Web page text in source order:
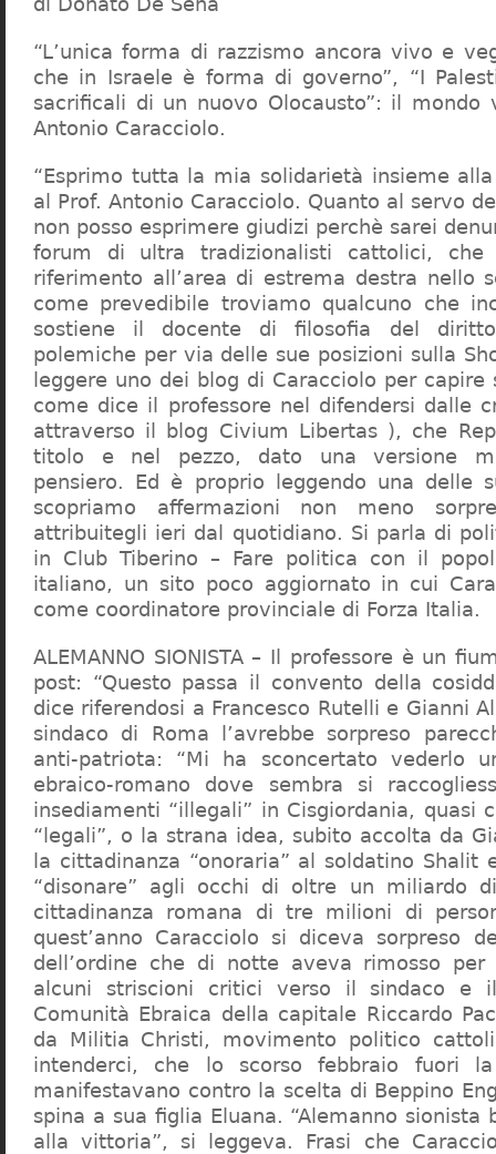
“L’unica forma di razzismo ancora vivo e
che in Israele è forma di governo”, “I
sacrificali di un nuovo Olocausto”: il mondo
Antonio Caracciolo.
“Esprimo tutta la mia solidarietà insieme
al Prof. Antonio Caracciolo. Quanto al servo
non posso esprimere giudizi perchè sarei
forum di ultra tradizionalisti cattolici,
riferimento all’area di estrema destra nello
come prevedibile troviamo qualcuno che
sostiene il docente di filosofia del
polemiche per via delle sue posizioni sulla
leggere uno dei blog di Caracciolo per
come dice il professore nel difendersi dalle
attraverso il blog Civium Libertas ), che
titolo e nel pezzo, dato una versione
pensiero. Ed è proprio leggendo una delle
scopriamo affermazioni non meno
attribuitegli ieri dal quotidiano. Si parla di
in Club Tiberino – Fare politica con il
italiano, un sito poco aggiornato in cui
come coordinatore provinciale di Forza Italia.
ALEMANNO SIONISTA – Il professore è un
post: “Questo passa il convento della
dice riferendosi a Francesco Rutelli e Gianni
sindaco di Roma l’avrebbe sorpreso
anti-patriota: “Mi ha sconcertato vederlo
ebraico-romano dove sembra si
insediamenti “illegali” in Cisgiordania, quasi
“legali”, o la strana idea, subito accolta da
la cittadinanza “onoraria” al soldatino Shalit
“disonare” agli occhi di oltre un miliardo
cittadinanza romana di tre milioni di
quest’anno Caracciolo si diceva sorpreso
dell’ordine che di notte aveva rimosso
alcuni striscioni critici verso il sindaco e
Comunità Ebraica della capitale Riccardo
da Militia Christi, movimento politico
intenderci, che lo scorso febbraio fuori
manifestavano contro la scelta di Beppino
spina a sua figlia Eluana. “Alemanno sionista
alla vittoria”, si leggeva. Frasi che